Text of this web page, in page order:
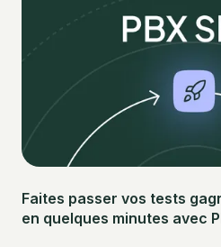
Faites passer vos tests
en quelques minutes avec